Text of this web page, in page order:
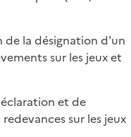
de la désignation d'un
sur les jeux et
et de
sur les jeux